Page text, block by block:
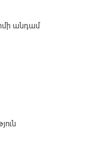
անդամ